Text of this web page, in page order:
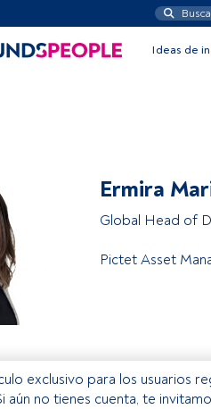
Ideas de
Ermira
Global Head of
Pictet Asset
exclusivo para los usuarios
aún no tienes cuenta, te